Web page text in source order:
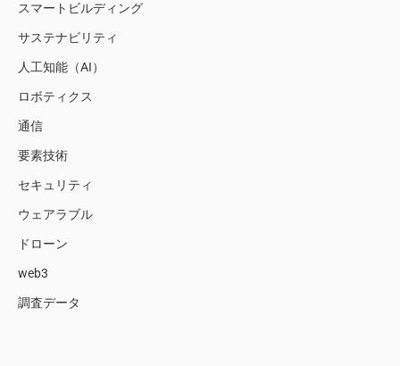
スマートビルディング
サステナビリティ
人工知能（AI）
ロボティクス
通信
要素技術
セキュリティ
ウェアラブル
ドローン
web3
調査データ